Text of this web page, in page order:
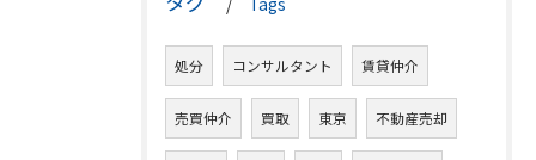
処分 コンサルタント 賃貸仲介
売買仲介 買取 東京 不動産売却